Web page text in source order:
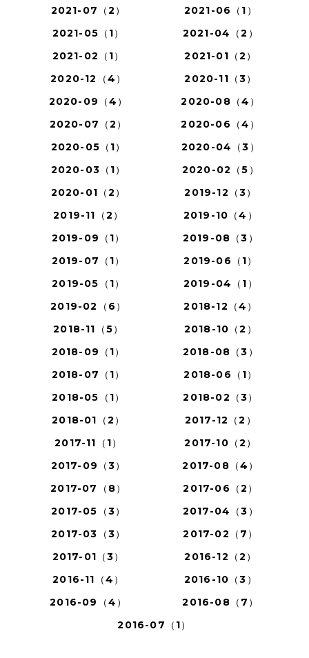
2021-07（2）
2021-06（1）
2021-05（1）
2021-04（2）
2021-02（1）
2021-01（2）
2020-12（4）
2020-11（3）
2020-09（4）
2020-08（4）
2020-07（2）
2020-06（4）
2020-05（1）
2020-04（3）
2020-03（1）
2020-02（5）
2020-01（2）
2019-12（3）
2019-11（2）
2019-10（4）
2019-09（1）
2019-08（3）
2019-07（1）
2019-06（1）
2019-05（1）
2019-04（1）
2019-02（6）
2018-12（4）
2018-11（5）
2018-10（2）
2018-09（1）
2018-08（3）
2018-07（1）
2018-06（1）
2018-05（1）
2018-02（3）
2018-01（2）
2017-12（2）
2017-11（1）
2017-10（2）
2017-09（3）
2017-08（4）
2017-07（8）
2017-06（2）
2017-05（3）
2017-04（3）
2017-03（3）
2017-02（7）
2017-01（3）
2016-12（2）
2016-11（4）
2016-10（3）
2016-09（4）
2016-08（7）
2016-07（1）